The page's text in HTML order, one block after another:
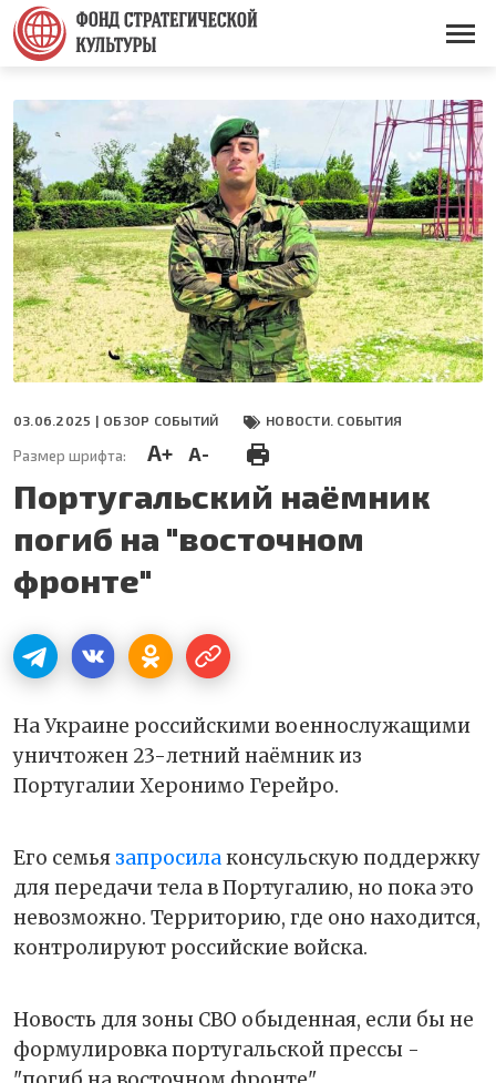
Перейти
основному
содержанию
Основная
03.06.2025 | ОБЗОР СОБЫТИЙ НОВОСТИ. СОБЫТИЯ
Размер шрифта: A+ A-
Португальский наёмник
погиб на "восточном
фронте"
На Украине российскими военнослужащими
уничтожен 23-летний наёмник из
Португалии Херонимо Герейро.
Его семья запросилаконсульскую поддержку
для передачи тела в Португалию, но пока это
невозможно. Территорию, где оно находится,
контролируют российские войска.
Новость для зоны СВО обыденная, если бы не
формулировка португальской прессы -